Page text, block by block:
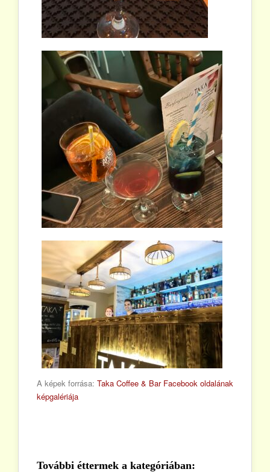
A képek forrása: Taka Coffee & Bar Facebook oldalának
képgalériája
További éttermek a kategóriában: